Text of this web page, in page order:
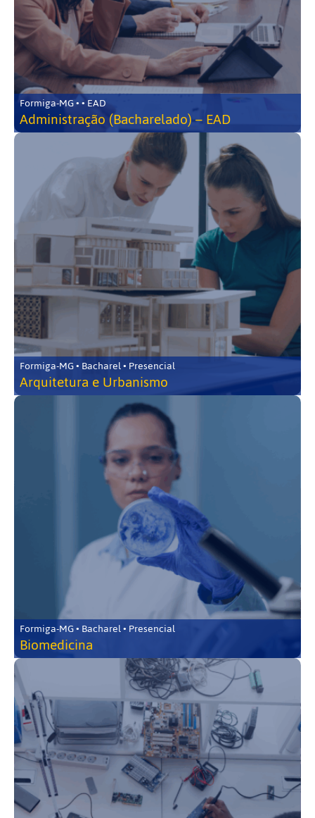
Formiga-MG • • EAD
Administração (Bacharelado) – EAD
Formiga-MG • Bacharel • Presencial
Arquitetura e Urbanismo
Formiga-MG • Bacharel • Presencial
Biomedicina